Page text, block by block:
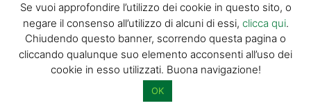
Se vuoi approfondire l’utilizzo dei cookie in questo sito, o
negare il consenso all’utilizzo di alcuni di essi, clicca qui.
Chiudendo questo banner, scorrendo questa pagina o
cliccando qualunque suo elemento acconsenti all’uso dei
cookie in esso utilizzati. Buona navigazione!
OK